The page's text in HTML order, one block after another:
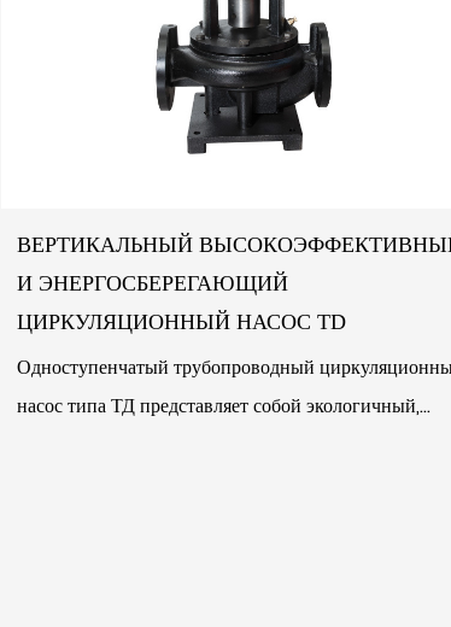
ВЕРТИКАЛЬНЫЙ
И ЭНЕРГОСБЕРЕГАЮЩИЙ
ЦИРКУЛЯЦИОННЫЙ НАСОС TD
Одноступенчатый трубопроводный
насос типа ТД представляет собой экологичный,